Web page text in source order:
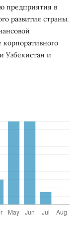
предприятия в
развития страны.
корпоративного
Узбекистан и